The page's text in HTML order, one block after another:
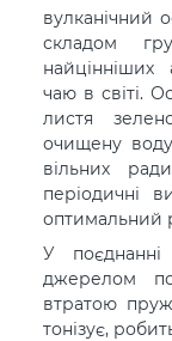
вулканічний
складом
найцінніших
чаю в світі.
листя
очищену
вільних
періодичні
оптимальний
У
джерелом
втратою
тонізує,